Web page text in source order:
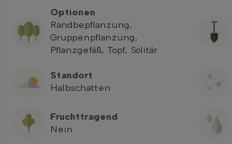
Optionen
Randbepflanzung,
Gruppenpflanzung,
Pflanzgefäß, Topf, Solitär
Standort
Halbschatten
Fruchttragend
Nein